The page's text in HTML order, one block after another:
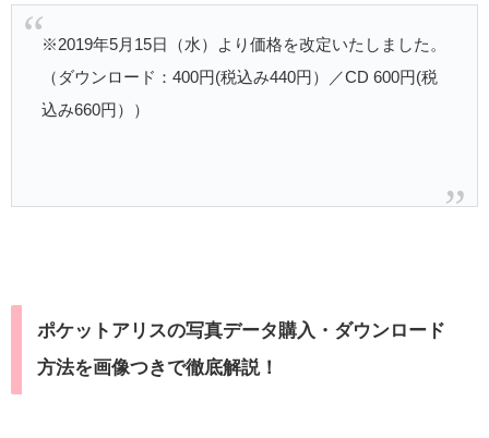
※2019年5月15日（水）より価格を改定いたしました。
（ダウンロード：400円(税込み440円）／CD 600円(税
込み660円））
ポケットアリスの写真データ購入・ダウンロード
方法を画像つきで徹底解説！